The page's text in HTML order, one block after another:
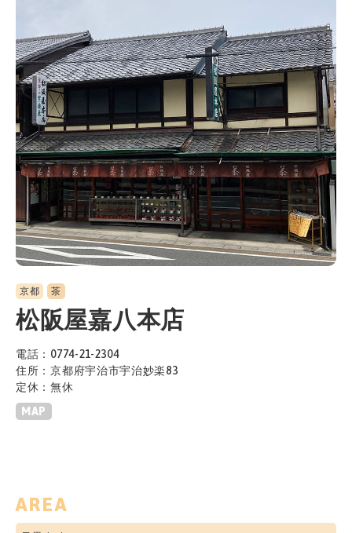
京都 茶
松阪屋嘉八本店
電話：0774-21-2304
住所：京都府宇治市宇治妙楽83
定休：無休
MAP
AREA